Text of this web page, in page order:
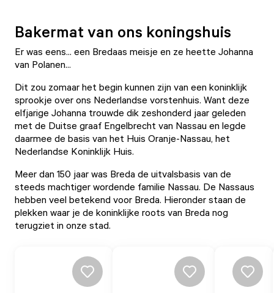
Bakermat van ons koningshuis
Er was eens... een Bredaas meisje en ze heette Johanna
van Polanen...
Dit zou zomaar het begin kunnen zijn van een koninklijk
sprookje over ons Nederlandse vorstenhuis. Want deze
elfjarige Johanna trouwde dik zeshonderd jaar geleden
met de Duitse graaf Engelbrecht van Nassau en legde
daarmee de basis van het Huis Oranje-Nassau, het
Nederlandse Koninklijk Huis.
Meer dan 150 jaar was Breda de uitvalsbasis van de
steeds machtiger wordende familie Nassau. De Nassaus
hebben veel betekend voor Breda. Hieronder staan de
plekken waar je de koninklijke roots van Breda nog
terugziet in onze stad.